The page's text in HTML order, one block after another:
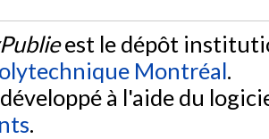
est le dépôt
Montréal.
à l'aide du
.